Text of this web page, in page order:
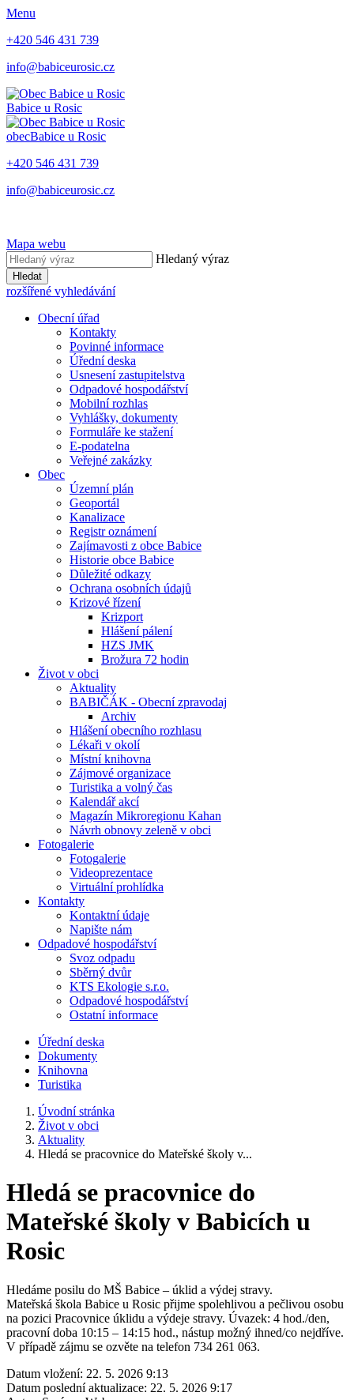
Menu
+420 546 431 739
info@babiceurosic.cz
Babice u Rosic
obecBabice u Rosic
+420 546 431 739
info@babiceurosic.cz
Mapa webu
Hledaný výraz
Hledat
rozšířené vyhledávání
Obecní úřad
Kontakty
Povinné informace
Úřední deska
Usnesení zastupitelstva
Odpadové hospodářství
Mobilní rozhlas
Vyhlášky, dokumenty
Formuláře ke stažení
E-podatelna
Veřejné zakázky
Obec
Územní plán
Geoportál
Kanalizace
Registr oznámení
Zajímavosti z obce Babice
Historie obce Babice
Důležité odkazy
Ochrana osobních údajů
Krizové řízení
Krizport
Hlášení pálení
HZS JMK
Brožura 72 hodin
Život v obci
Aktuality
BABIČÁK - Obecní zpravodaj
Archiv
Hlášení obecního rozhlasu
Lékaři v okolí
Místní knihovna
Zájmové organizace
Turistika a volný čas
Kalendář akcí
Magazín Mikroregionu Kahan
Návrh obnovy zeleně v obci
Fotogalerie
Fotogalerie
Videoprezentace
Virtuální prohlídka
Kontakty
Kontaktní údaje
Napište nám
Odpadové hospodářství
Svoz odpadu
Sběrný dvůr
KTS Ekologie s.r.o.
Odpadové hospodářství
Ostatní informace
Úřední deska
Dokumenty
Knihovna
Turistika
Úvodní stránka
Život v obci
Aktuality
Hledá se pracovnice do Mateřské školy v...
Hledá se pracovnice do
Mateřské školy v Babicích u
Rosic
Hledáme posilu do MŠ Babice – úklid a výdej stravy.
Mateřská škola Babice u Rosic přijme spolehlivou a pečlivou osobu
na pozici Pracovnice úklidu a výdeje stravy. Úvazek: 4 hod./den,
pracovní doba 10:15 – 14:15 hod., nástup možný ihned/co nejdříve.
V případě zájmu se ozvěte na telefon 734 261 063.
Datum vložení: 22. 5. 2026 9:13
Datum poslední aktualizace: 22. 5. 2026 9:17